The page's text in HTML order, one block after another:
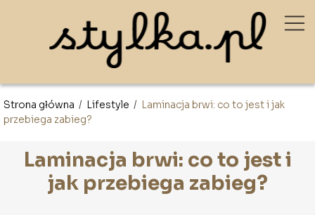
Strona główna / Lifestyle / Laminacja brwi: co to jest i jak
przebiega zabieg?
Laminacja brwi: co to jest i
jak przebiega zabieg?